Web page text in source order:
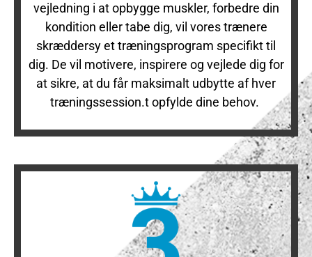
vejledning i at opbygge muskler, forbedre din
kondition eller tabe dig, vil vores trænere
skræddersy et træningsprogram specifikt til
dig. De vil motivere, inspirere og vejlede dig for
at sikre, at du får maksimalt udbytte af hver
træningssession.t opfylde dine behov.